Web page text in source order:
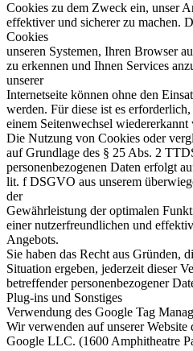
Cookies zu dem Zweck ein, unser
effektiver und sicherer zu machen.
Cookies
unseren Systemen, Ihren Browser
zu erkennen und Ihnen Services
unserer
Internetseite können ohne den
werden. Für diese ist es
einem Seitenwechsel wiedererkannt
Die Nutzung von Cookies oder
auf Grundlage des § 25 Abs. 2
personenbezogenen Daten erfolgt
lit. f DSGVO aus unserem
der
Gewährleistung der optimalen
einer nutzerfreundlichen und
Angebots.
Sie haben das Recht aus Gründen,
Situation ergeben, jederzeit dieser
betreffender personenbezogener
Plug-ins und Sonstiges
Verwendung des Google Tag
Wir verwenden auf unserer
Google LLC. (1600 Amphitheatre